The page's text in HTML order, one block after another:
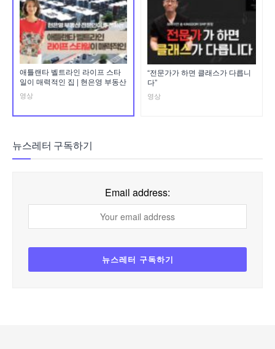
애틀랜타 벨트라인 라이프 스타
일이 매력적인 집 | 현은영 부동산
영상
“전문가가 하면 클래스가 다릅니
다”
영상
뉴스레터 구독하기
Email address: